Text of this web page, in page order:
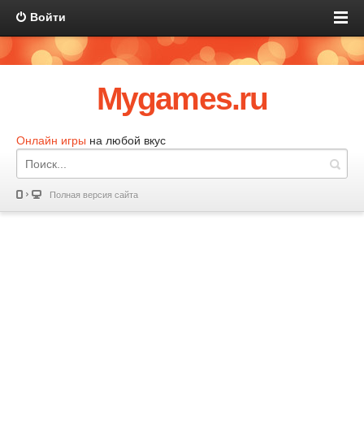
Войти
Mygames.ru
Онлайн игры на любой вкус
Полная версия сайта